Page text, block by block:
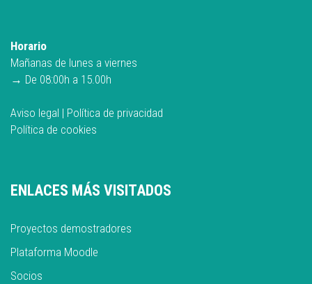
Horario
Mañanas de lunes a viernes
→ De 08:00h a 15.00h
Aviso legal | Política de privacidad
Política de cookies
ENLACES MÁS VISITADOS
Proyectos demostradores
Plataforma Moodle
Socios